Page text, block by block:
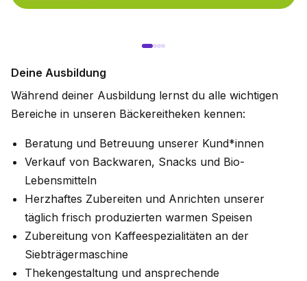
Deine Ausbildung
Während deiner Ausbildung lernst du alle wichtigen
Bereiche in unseren Bäckereitheken kennen:
Beratung und Betreuung unserer Kund*innen
Verkauf von Backwaren, Snacks und Bio-
Lebensmitteln
Herzhaftes Zubereiten und Anrichten unserer
täglich frisch produzierten warmen Speisen
Zubereitung von Kaffeespezialitäten an der
Siebträgermaschine
Thekengestaltung und ansprechende